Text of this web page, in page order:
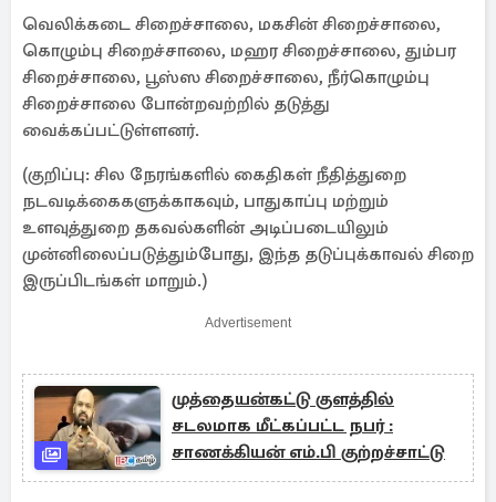
வெலிக்கடை சிறைச்சாலை, மகசின் சிறைச்சாலை,
கொழும்பு சிறைச்சாலை, மஹர சிறைச்சாலை, தும்பர
சிறைச்சாலை, பூஸ்ஸ சிறைச்சாலை, நீர்கொழும்பு
சிறைச்சாலை போன்றவற்றில் தடுத்து
வைக்கப்பட்டுள்ளனர்.
(குறிப்பு: சில நேரங்களில் கைதிகள் நீதித்துறை
நடவடிக்கைகளுக்காகவும், பாதுகாப்பு மற்றும்
உளவுத்துறை தகவல்களின் அடிப்படையிலும்
முன்னிலைப்படுத்தும்போது, இந்த தடுப்புக்காவல் சிறை
இருப்பிடங்கள் மாறும்.)
Advertisement
முத்தையன்கட்டு குளத்தில்
சடலமாக மீட்கப்பட்ட நபர் :
சாணக்கியன் எம்.பி குற்றச்சாட்டு